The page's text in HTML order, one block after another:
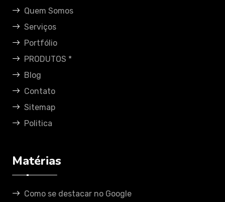
Quem Somos
Serviços
Portfólio
PRODUTOS *
Blog
Contato
Sitemap
Politica
Matérias
Como se destacar no Google